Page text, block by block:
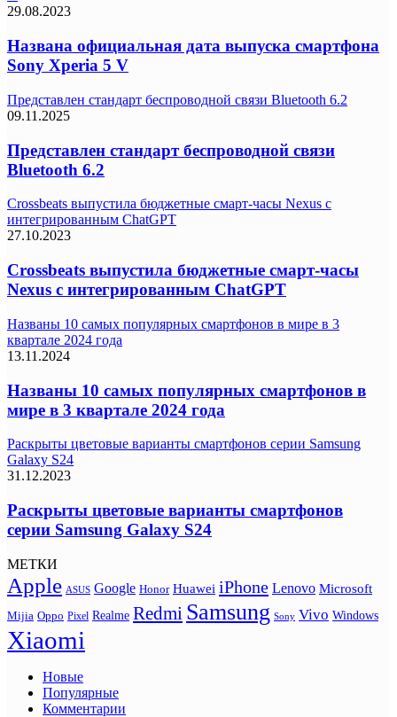
29.08.2023
Названа официальная дата выпуска смартфона
Sony Xperia 5 V
Представлен стандарт беспроводной связи Bluetooth 6.2
09.11.2025
Представлен стандарт беспроводной связи
Bluetooth 6.2
Crossbeats выпустила бюджетные смарт-часы Nexus с
интегрированным ChatGPT
27.10.2023
Crossbeats выпустила бюджетные смарт-часы
Nexus с интегрированным ChatGPT
Названы 10 самых популярных смартфонов в мире в 3
квартале 2024 года
13.11.2024
Названы 10 самых популярных смартфонов в
мире в 3 квартале 2024 года
Раскрыты цветовые варианты смартфонов серии Samsung
Galaxy S24
31.12.2023
Раскрыты цветовые варианты смартфонов
серии Samsung Galaxy S24
МЕТКИ
Apple ASUS Google Honor Huawei iPhone Lenovo Microsoft
Mijia Oppo Pixel Realme Redmi Samsung Sony Vivo Windows
Xiaomi
Новые
Популярные
Комментарии